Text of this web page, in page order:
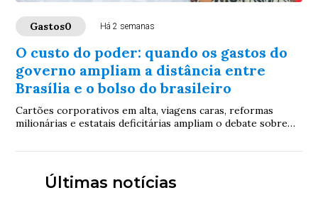
Gastos0 Há 2 semanas
O custo do poder: quando os gastos do
governo ampliam a distância entre
Brasília e o bolso do brasileiro
Cartões corporativos em alta, viagens caras, reformas
milionárias e estatais deficitárias ampliam o debate sobre
sobre o bolso do contribuinte
Últimas notícias